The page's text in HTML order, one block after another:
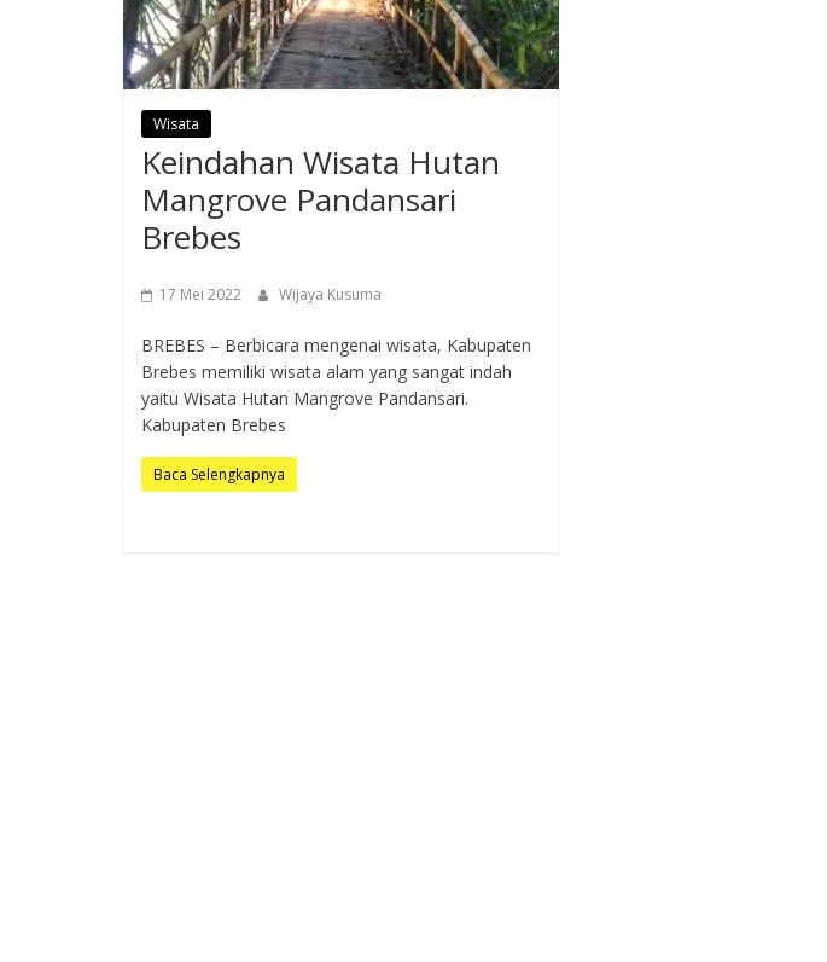
Wisata
Keindahan Wisata Hutan
Mangrove Pandansari
Brebes
17 Mei 2022 Wijaya Kusuma
BREBES – Berbicara mengenai wisata, Kabupaten
Brebes memiliki wisata alam yang sangat indah
yaitu Wisata Hutan Mangrove Pandansari.
Kabupaten Brebes
Baca Selengkapnya